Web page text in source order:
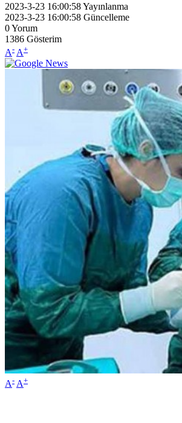
2023-3-23 16:00:58Yayınlanma
2023-3-23 16:00:58 Güncelleme
0Yorum
1386 Gösterim
A- A+
A- A+